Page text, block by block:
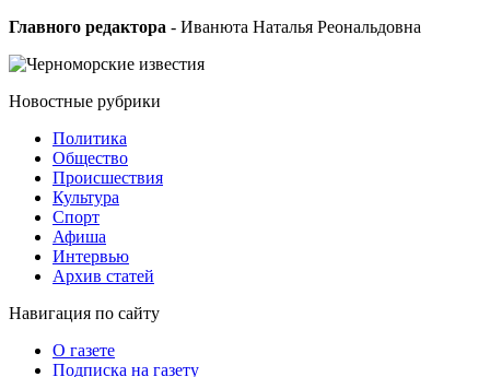
Главного редактора - Иванюта Наталья Реональдовна
Новостные рубрики
Политика
Общество
Проиcшествия
Культура
Спорт
Афиша
Интервью
Архив статей
Навигация по сайту
О газете
Подписка на газету